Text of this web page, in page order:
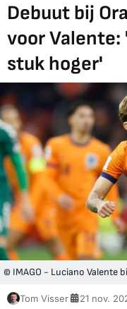
Debuut bij
voor
stuk hoger'
© IMAGO - Luciano Valente
Tom Visser 21 nov.